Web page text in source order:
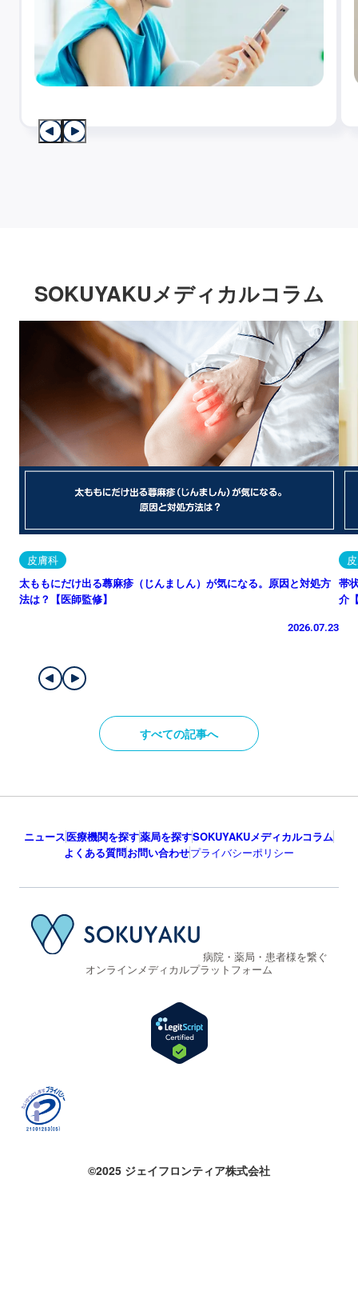
SOKUYAKUメディカルコラム
皮膚科
太ももにだけ出る蕁麻疹（じんましん）が気になる。原因と対処方
法は？【医師監修】
2026.07.23
帯
介
すべての記事へ
ニュース医療機関を探す薬局を探すSOKUYAKUメディカルコラム
よくある質問お問い合わせプライバシーポリシー
病院・薬局・患者様を繋ぐ
オンラインメディカルプラットフォーム
©2025 ジェイフロンティア株式会社